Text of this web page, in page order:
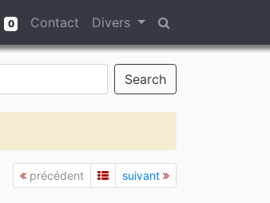
0 Contact Divers
Search
précédent suivant